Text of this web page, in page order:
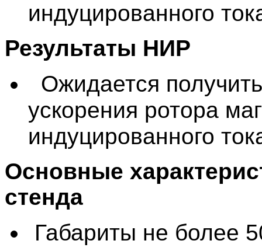
индуцированного
Результаты НИР
Ожидается
ускорения ротора
индуцированного
Основные
стенда
Габариты не более